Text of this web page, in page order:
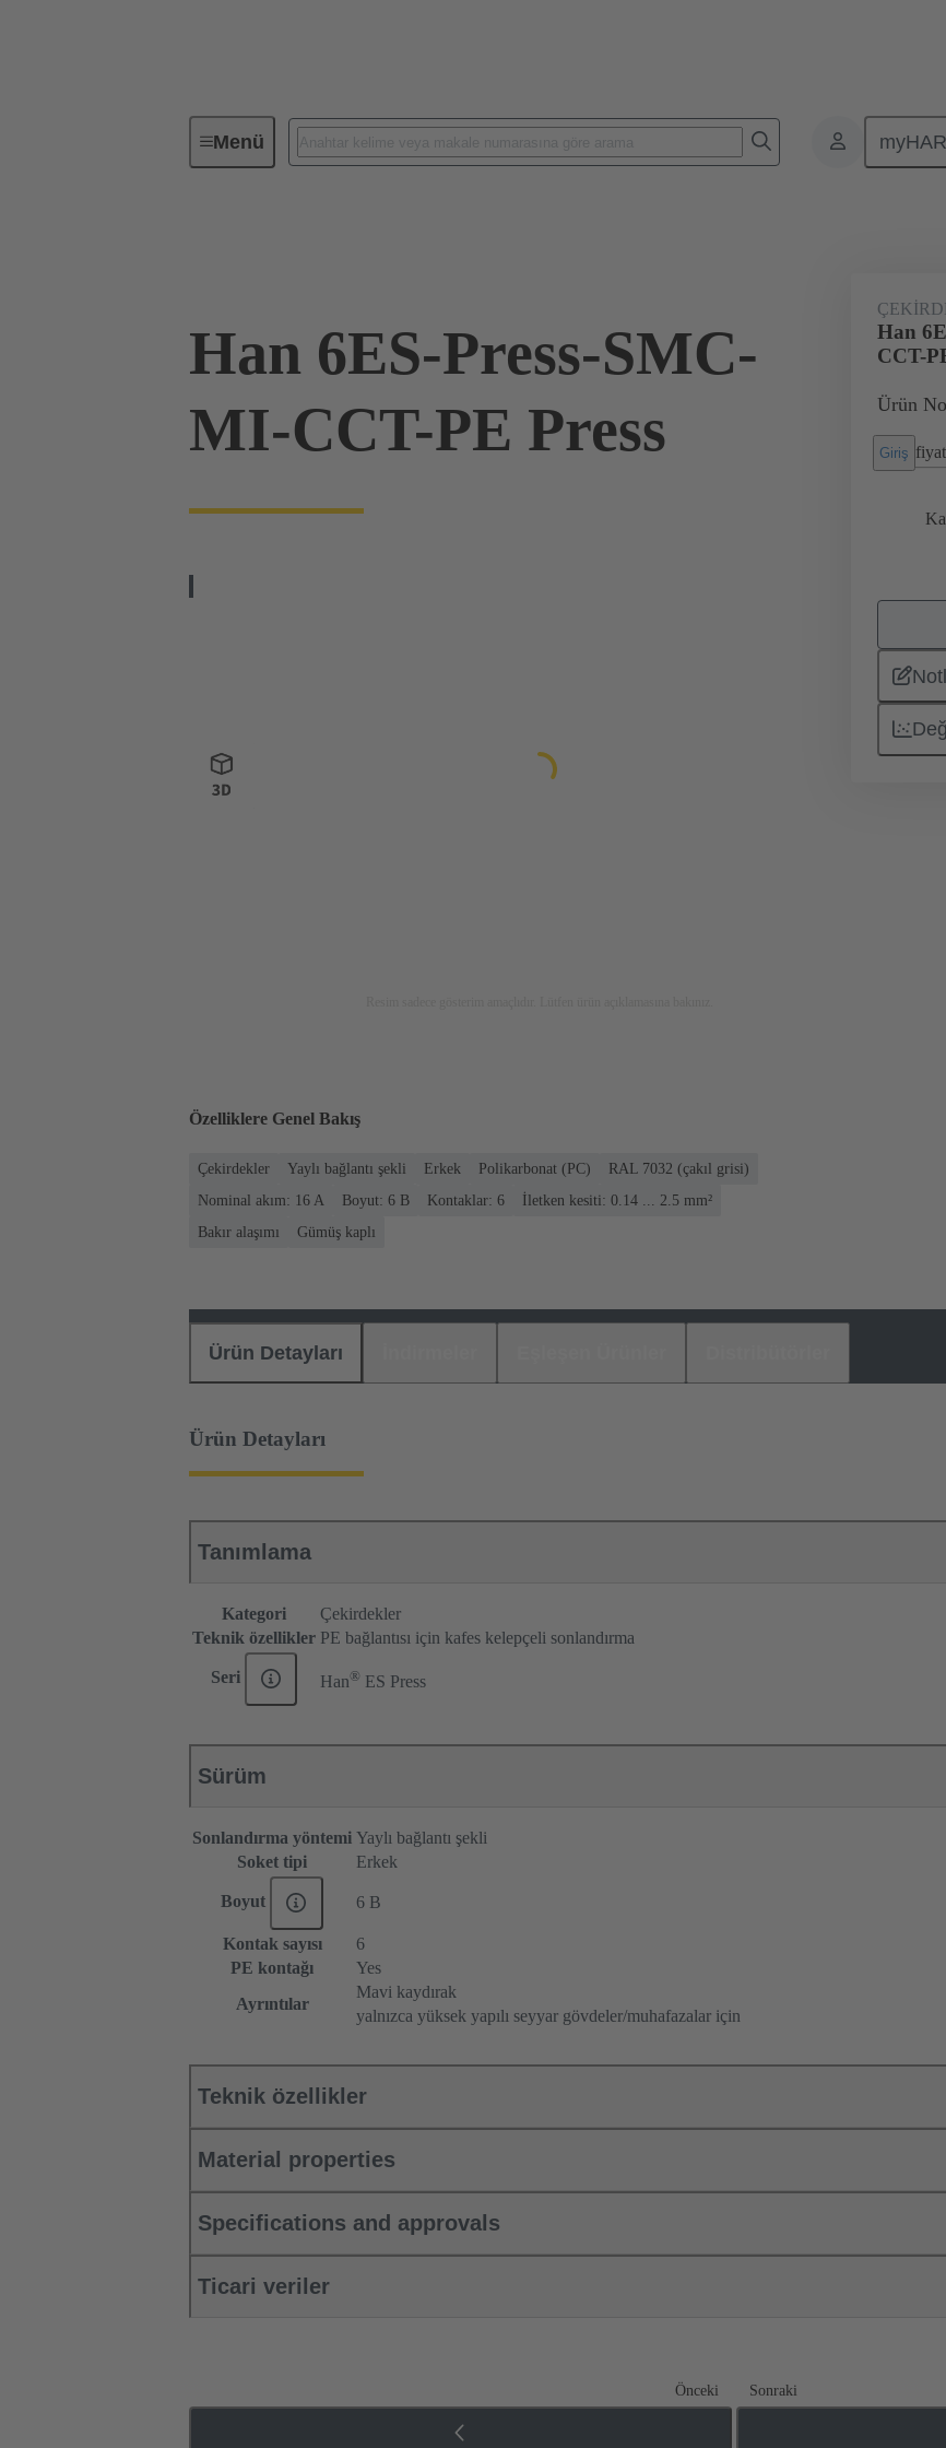
MenüEndüstriyel konnektörler / Han® Monoblok parçalar
Han 6ES-Press-SMC-
MI-CCT-PE Press
Han
CCT-
Ürün
Giriş
Özelliklere Genel Bakış
Çekirdekler Yaylı bağlantı şekli Erkek Polikarbonat (PC)
RAL 7032 (çakıl grisi)
Nominal akım: ‌16 A
Boyut: 6 B Kontaklar: 6
İletken kesiti: 0.14 ... 2.5 mm²
Bakır alaşımı
Gümüş kaplı
Ürün Detayları
Ürün Detayları
Tanımlama
Kategori
Çekirdekler
Teknik özellikler PE bağlantısı için kafes kelepçeli sonlandırma
Seri Han® ES Press
Sürüm
Sonlandırma yöntemi Yaylı bağlantı şekli
Soket tipi
Erkek
Boyut 6 B
Kontak sayısı
6
PE kontağı
Yes
Ayrıntılar
Mavi kaydırak
yalnızca yüksek yapılı seyyar gövdeler/muhafazalar için
Teknik özellikler
Material properties
Specifications and approvals
Ticari veriler
Önceki Sonraki